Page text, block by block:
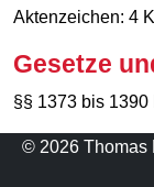
Aktenzeichen: 4
Gesetze
§§ 1373 bis 1390
© 2026 Thomas